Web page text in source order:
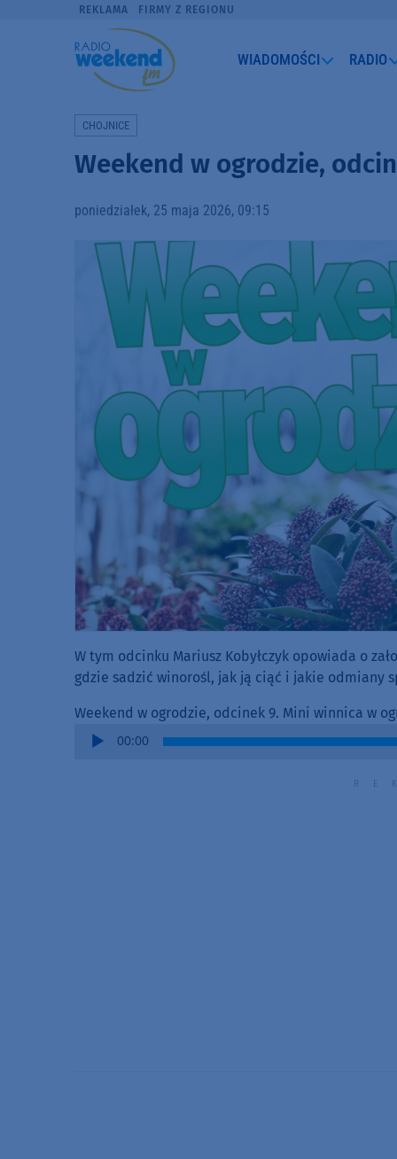
REKLAMA FIRMY Z REGIONU
WIADOMOŚCI RADIO
CHOJNICE
Weekend w ogrodzie,
poniedziałek, 25 maja 2026, 09:15
W tym odcinku Mariusz Kobyłczyk opowiada o
gdzie sadzić winorośl, jak ją ciąć i jakie odmiany
Weekend w ogrodzie, odcinek 9. Mini winnica w
Audio
00:00